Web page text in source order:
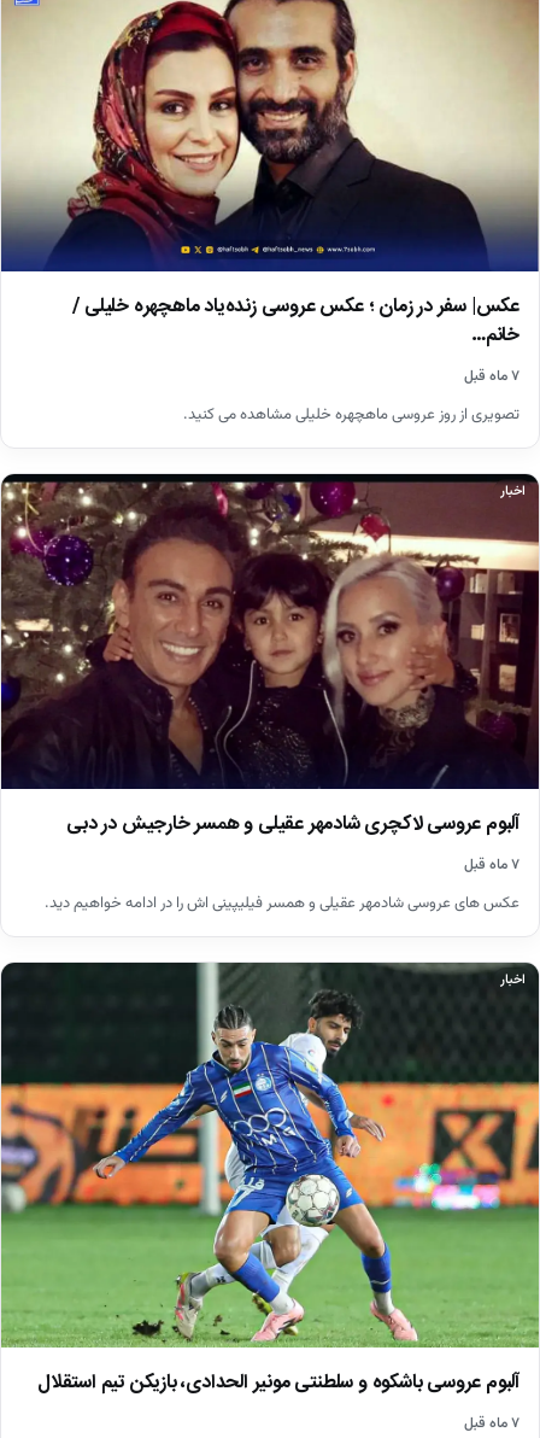
عکس| سفر در زمان ؛ عکس عروسی زنده‌یاد ماهچهره خلیلی /
خانم…
۷ ماه قبل
تصویری از روز عروسی ماهچهره خلیلی مشاهده می کنید.
اخبار
آلبوم عروسی لاکچری شادمهر عقیلی و همسر خارجیش در دبی
۷ ماه قبل
عکس های عروسی شادمهر عقیلی و همسر فیلیپینی اش را در ادامه خواهیم دید.
اخبار
آلبوم عروسی باشکوه و سلطنتی مونیر الحدادی، بازیکن تیم استقلال
۷ ماه قبل